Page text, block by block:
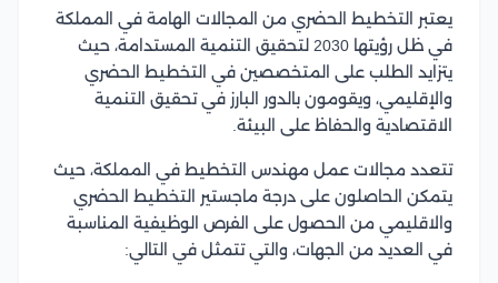
يعتبر التخطيط الحضري من المجالات الهامة في المملكة
في ظل رؤيتها 2030 لتحقيق التنمية المستدامة، حيث
يتزايد الطلب على المتخصصين في التخطيط الحضري
والإقليمي، ويقومون بالدور البارز في تحقيق التنمية
الاقتصادية والحفاظ على البيئة.
تتعدد مجالات عمل مهندس التخطيط في المملكة، حيث
يتمكن الحاصلون على درجة ماجستير التخطيط الحضري
والاقليمي من الحصول على الفرص الوظيفية المناسبة
في العديد من الجهات، والتي تتمثل في التالي: